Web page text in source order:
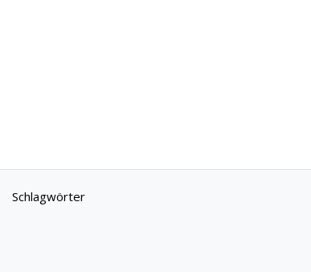
Schlagwörter